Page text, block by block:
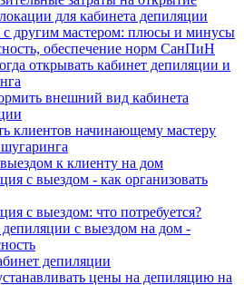
для кабинета депиляции
с другим мастером: плюсы и минусы
обеспечение норм СанПиН
открывать кабинет депиляции и
внешний вид кабинета
клиентов начинающему мастеру
к клиенту на дом
с выездом - как организовать
с выездом: что потребуется?
с выездом на дом -
депиляции
цены на депиляцию на